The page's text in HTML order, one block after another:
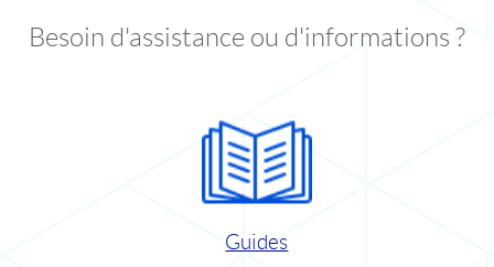
Besoin d'assistance ou d'informations ?
Guides